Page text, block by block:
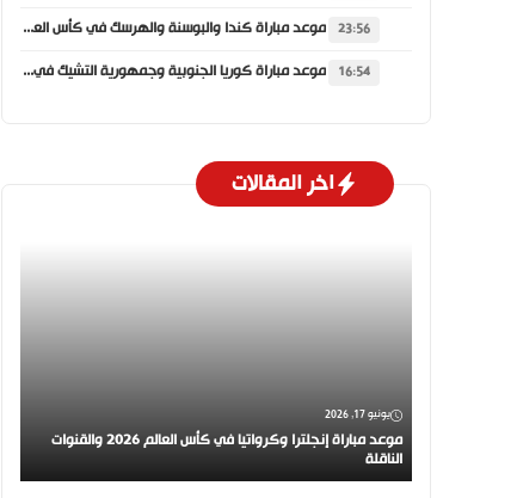
23:56 موعد مباراة كندا والبوسنة والهرسك في كأس العالم 2026 والقنوات الناقلة
16:54 موعد مباراة كوريا الجنوبية وجمهورية التشيك في كأس العالم 2026 والقنوات الناقلة
اخر المقالات
يونيو 17, 2026
موعد مباراة إنجلترا وكرواتيا في كأس العالم 2026 والقنوات
الناقلة